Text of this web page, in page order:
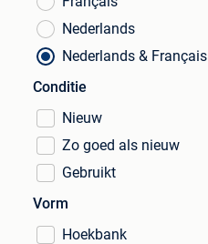
Nederlands
Nederlands & Français
Conditie
Nieuw
Zo goed als nieuw
Gebruikt
Vorm
Hoekbank